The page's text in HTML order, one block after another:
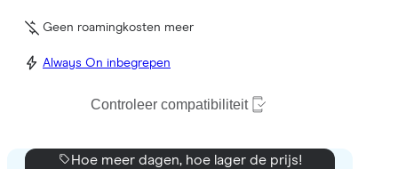
Geen roamingkosten meer
Always On inbegrepen
Controleer compatibiliteit
Hoe meer dagen, hoe lager de prijs!